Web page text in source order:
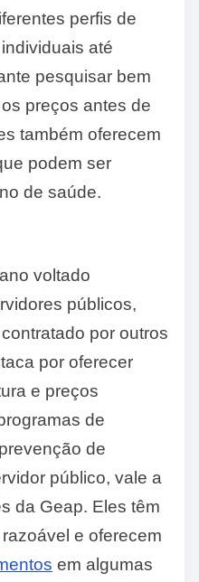
perfis de
até
pesquisar bem
preços antes de
também oferecem
podem ser
de saúde.
voltado
públicos,
por outros
por oferecer
e preços
de
de
público, vale a
da Geap. Eles têm
e oferecem
em algumas